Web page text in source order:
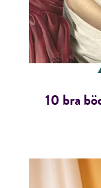
10 bra